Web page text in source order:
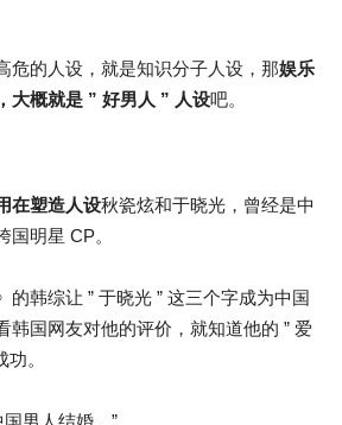
危的人设，就是知识分子人设，那娱乐
大概就是 ” 好男人 ” 人设吧。
在塑造人设秋瓷炫和于晓光，曾经是中
国明星 CP。
的韩综让 ” 于晓光 ” 这三个字成为中国
韩国网友对他的评价，就知道他的 ” 爱
。
男人结婚。”